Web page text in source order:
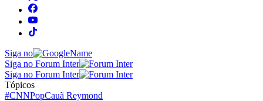
Siga no
Siga no Forum Inter
Siga no Forum Inter
Tópicos
#CNNPopCauã Reymond